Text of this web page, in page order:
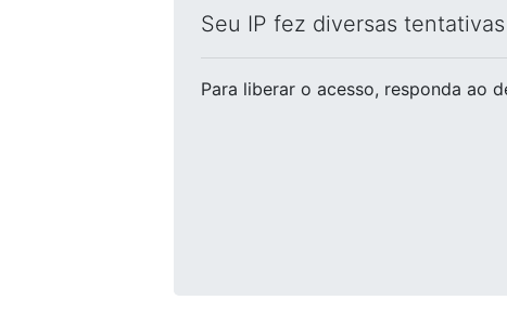
Seu IP fez diversas
Para liberar o acesso, responda ao